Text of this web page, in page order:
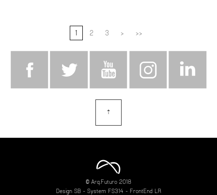
1 2 3 > >>
⇡
© Arq.Futuro 2018
Design SB- System FS314 - FrontEnd LR